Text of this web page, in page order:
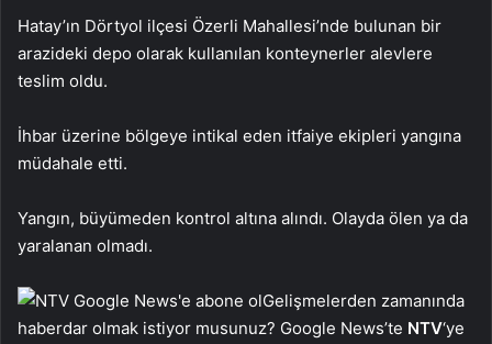
Hatay’ın Dörtyol ilçesi Özerli Mahallesi’nde bulunan bir
arazideki depo olarak kullanılan konteynerler alevlere
teslim oldu.
İhbar üzerine bölgeye intikal eden itfaiye ekipleri yangına
müdahale etti.
Yangın, büyümeden kontrol altına alındı. Olayda ölen ya da
yaralanan olmadı.
Gelişmelerden zamanında
haberdar olmak istiyor musunuz? Google News’te NTV‘ye